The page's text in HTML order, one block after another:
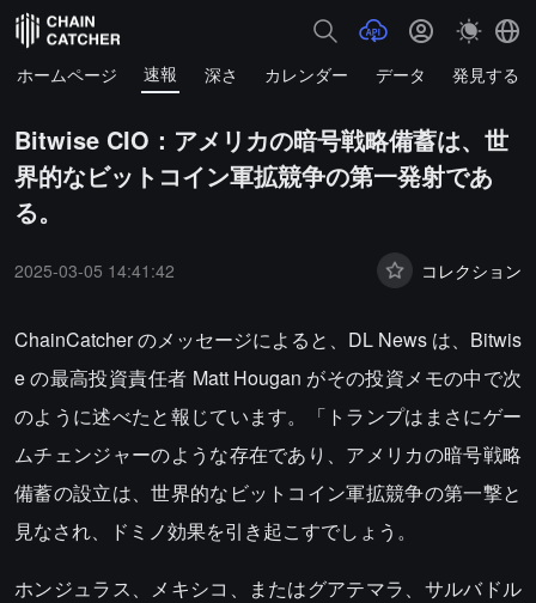
ホームページ 速報 深さ カレンダー データ 発見する
Bitwise CIO：アメリカの暗号戦略備蓄は、世
界的なビットコイン軍拡競争の第一発射であ
る。
2025-03-05 14:41:42 コレクション
ChainCatcher のメッセージによると、DL News は、Bitwis
e の最高投資責任者 Matt Hougan がその投資メモの中で次
のように述べたと報じています。「トランプはまさにゲー
ムチェンジャーのような存在であり、アメリカの暗号戦略
備蓄の設立は、世界的なビットコイン軍拡競争の第一撃と
見なされ、ドミノ効果を引き起こすでしょう。
ホンジュラス、メキシコ、またはグアテマラ、サルバドル